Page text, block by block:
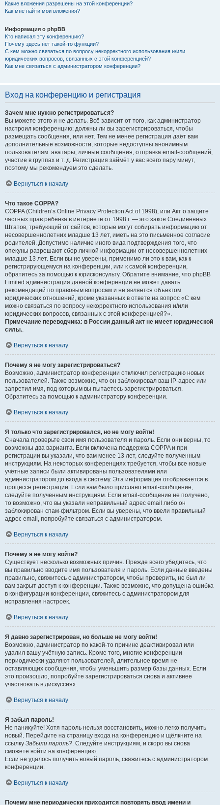
Какие вложения разрешены на этой конференции?
Как мне найти мои вложения?
Информация о phpBB
Кто написал эту конференцию?
Почему здесь нет такой-то функции?
С кем можно связаться по вопросу некорректного использования и/или
юридических вопросов, связанных с этой конференцией?
Как мне связаться с администратором конференции?
Вход на конференцию и регистрация
Зачем мне нужно регистрироваться?
Вы можете этого и не делать. Всё зависит от того, как администратор
настроил конференцию: должны ли вы зарегистрироваться, чтобы
размещать сообщения, или нет. Тем не менее регистрация даёт вам
дополнительные возможности, которые недоступны анонимным
пользователям: аватары, личные сообщения, отправка email-сообщений,
участие в группах и т. д. Регистрация займёт у вас всего пару минут,
поэтому мы рекомендуем это сделать.
Вернуться к началу
Что такое COPPA?
COPPA (Children’s Online Privacy Protection Act of 1998), или Акт о защите
частных прав ребёнка в интернете от 1998 г. — это закон Соединённых
Штатов, требующий от сайтов, которые могут собирать информацию от
несовершеннолетних младше 13 лет, иметь на это письменное согласие
родителей. Допустимо наличие иного вида подтверждения того, что
опекуны разрешают сбор личной информации от несовершеннолетних
младше 13 лет. Если вы не уверены, применимо ли это к вам, как к
регистрирующемуся на конференции, или к самой конференции,
обратитесь за помощью к юрисконсульту. Обратите внимание, что phpBB
Limited администрация данной конференции не может давать
рекомендаций по правовым вопросам и не является объектом
юридических отношений, кроме указанных в ответе на вопрос «С кем
можно связаться по вопросу некорректного использования и/или
юридических вопросов, связанных с этой конференцией?».
Примечание переводчика: в России данный акт не имеет юридической
силы..
Вернуться к началу
Почему я не могу зарегистрироваться?
Возможно, администратор конференции отключил регистрацию новых
пользователей. Также возможно, что он заблокировал ваш IP-адрес или
запретил имя, под которым вы пытаетесь зарегистрироваться.
Обратитесь за помощью к администратору конференции.
Вернуться к началу
Я только что зарегистрировался, но не могу войти!
Сначала проверьте свои имя пользователя и пароль. Если они верны, то
возможны два варианта. Если включена поддержка COPPA и при
регистрации вы указали, что вам менее 13 лет, следуйте полученным
инструкциям. На некоторых конференциях требуется, чтобы все новые
учётные записи были активированы пользователями или
администратором до входа в систему. Эта информация отображается в
процессе регистрации. Если вам было прислано email-сообщение,
следуйте полученным инструкциям. Если email-сообщение не получено,
то возможно, что вы указали неправильный адрес email либо он
заблокирован спам-фильтром. Если вы уверены, что ввели правильный
адрес email, попробуйте связаться с администратором.
Вернуться к началу
Почему я не могу войти?
Существует несколько возможных причин. Прежде всего убедитесь, что
вы правильно вводите имя пользователя и пароль. Если данные введены
правильно, свяжитесь с администратором, чтобы проверить, не был ли
вам закрыт доступ к конференции. Также возможно, что допущена ошибка
в конфигурации конференции, свяжитесь с администратором для
исправления настроек.
Вернуться к началу
Я давно зарегистрирован, но больше не могу войти!
Возможно, администратор по какой-то причине деактивировал или
удалил вашу учётную запись. Кроме того, многие конференции
периодически удаляют пользователей, длительное время не
оставляющих сообщения, чтобы уменьшить размер базы данных. Если
это произошло, попробуйте зарегистрироваться снова и активнее
участвовать в дискуссиях.
Вернуться к началу
Я забыл пароль!
Не паникуйте! Хотя пароль нельзя восстановить, можно легко получить
новый. Перейдите на страницу входа на конференцию и щёлкните на
ссылку Забыли пароль?. Следуйте инструкциям, и скоро вы снова
сможете войти на конференцию.
Если не удалось получить новый пароль, свяжитесь с администратором
конференции.
Вернуться к началу
Почему мне периодически приходится повторять ввод имени и